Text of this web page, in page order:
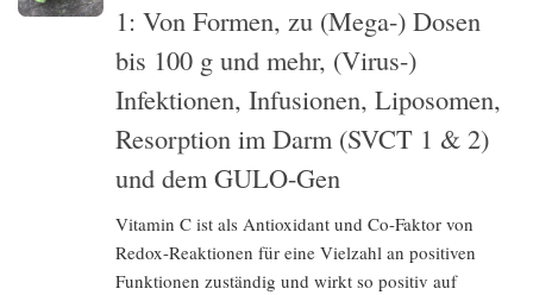
1: Von Formen, zu (Mega-) Dosen
bis 100 g und mehr, (Virus-)
Infektionen, Infusionen, Liposomen,
Resorption im Darm (SVCT 1 & 2)
und dem GULO-Gen
Vitamin C ist als Antioxidant und Co-Faktor von
Redox-Reaktionen für eine Vielzahl an positiven
Funktionen zuständig und wirkt so positiv auf